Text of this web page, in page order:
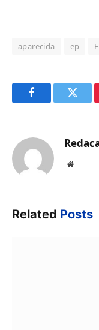
aparecida ep
Facebook
Website
Related Posts